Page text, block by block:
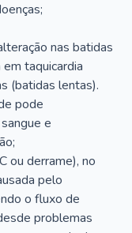
nas batidas
taquicardia
(batidas lentas).
pode
e
ou derrame), no
pelo
o fluxo de
problemas